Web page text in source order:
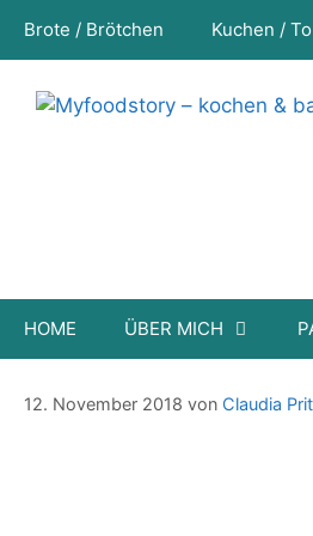
Inhalt
Brote / Brötchen Kuchen /
HOME ÜBER MICH
Topfen-Strietzel
12. November 2018 von Claudia